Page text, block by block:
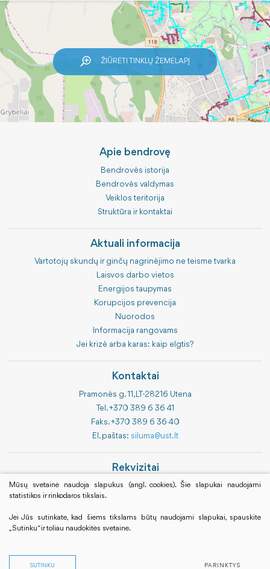
ŽIŪRĖTI TINKLŲ ŽEMĖLAPĮ
Apie bendrovę
Bendrovės istorija
Bendrovės valdymas
Veiklos teritorija
Struktūra ir kontaktai
Aktuali informacija
Vartotojų skundų ir ginčų nagrinėjimo ne teisme tvarka
Laisvos darbo vietos
Energijos taupymas
Korupcijos prevencija
Nuorodos
Informacija rangovams
Jei krizė arba karas: kaip elgtis?
Kontaktai
Pramonės g. 11, LT-28216 Utena
Tel. +370 389 6 36 41
Faks. +370 389 6 36 40
El. paštas: siluma@ust.lt
Rekvizitai
Bendrovės kodas 183843314
PVM kodas LT838433113
Luminor Bank AB
LT 594010041700060120
Mūsų svetainė naudoja slapukus (angl. cookies). Šie slapukai naudojami
statistikos ir rinkodaros tikslais.
Jei Jūs sutinkate, kad šiems tikslams būtų naudojami slapukai, spauskite
„Sutinku“ ir toliau naudokitės svetaine.
SUTINKU PARINKTYS